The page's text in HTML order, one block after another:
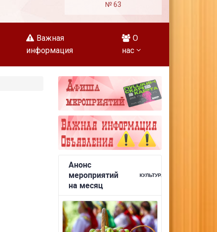
№ 63
Важная
информация
О
нас